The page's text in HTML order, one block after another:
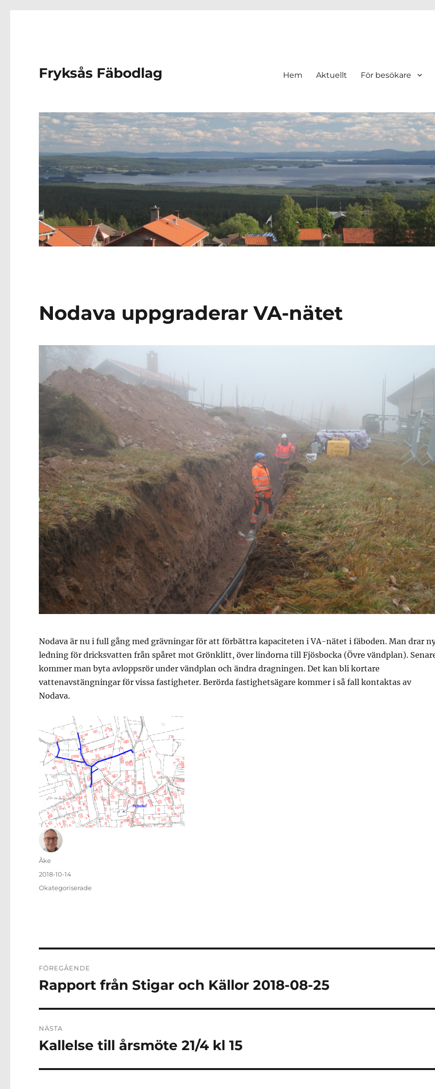
Fryksås Fäbodlag Hem Aktuellt För besökare
Nodava uppgraderar VA-nätet
Nodava är nu i full gång med grävningar för att förbättra kapaciteten i VA-nätet i fäboden. Man drar
ledning för dricksvatten från spåret mot Grönklitt, över lindorna till Fjösbocka (Övre vändplan).
kommer man byta avloppsrör under vändplan och ändra dragningen. Det kan bli kortare
vattenavstängningar för vissa fastigheter. Berörda fastighetsägare kommer i så fall kontaktas av
Nodava.
Författare
Åke
Publicerat
den
2018-10-14
Kategorier
Okategoriserade
FÖREGÅENDE
Föregående
Rapport från Stigar och Källor 2018-08-25
NÄSTA
Nästa
Kallelse till årsmöte 21/4 kl 15